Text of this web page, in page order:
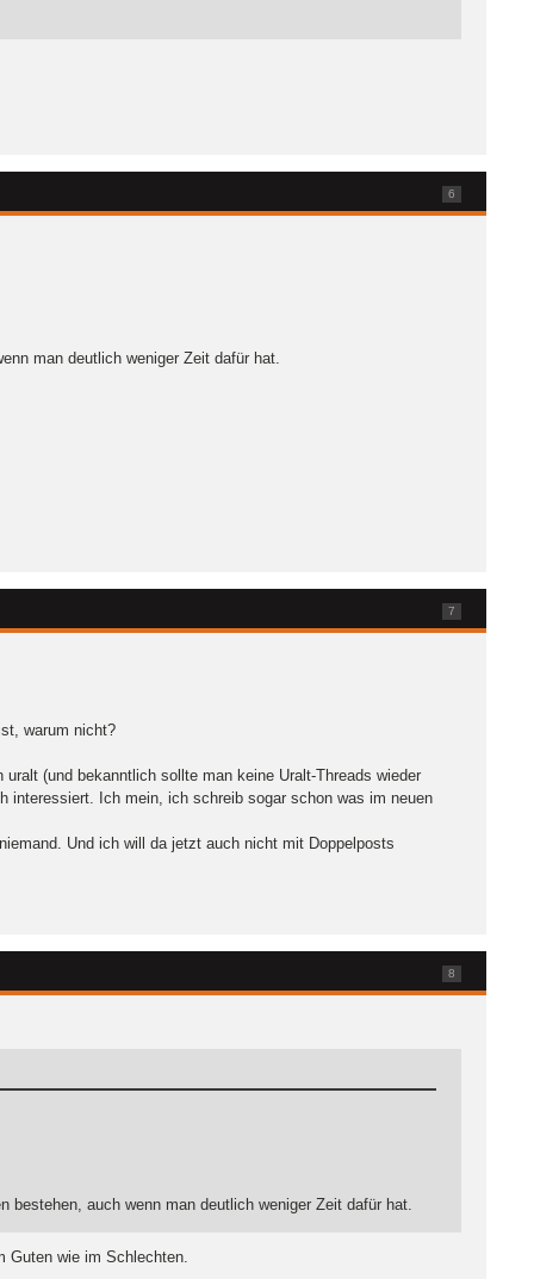
6
man deutlich weniger Zeit dafür hat.
7
warum nicht?
(und bekanntlich sollte man keine Uralt-Threads wieder
interessiert. Ich mein, ich schreib sogar schon was im neuen
Und ich will da jetzt auch nicht mit Doppelposts
8
auch wenn man deutlich weniger Zeit dafür hat.
Guten wie im Schlechten.